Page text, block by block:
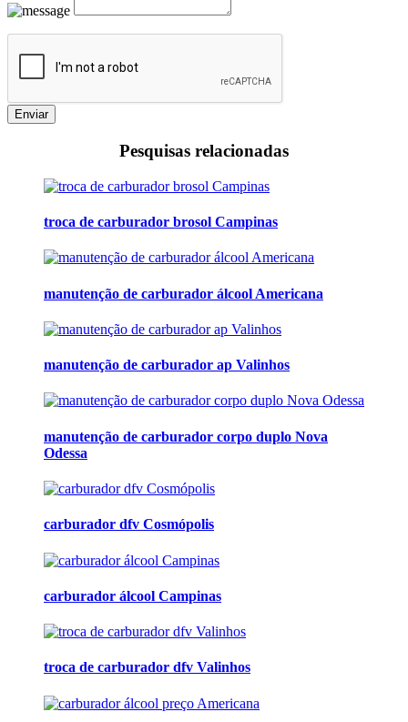
Enviar
Pesquisas relacionadas
troca de carburador brosol Campinas
manutenção de carburador álcool Americana
manutenção de carburador ap Valinhos
manutenção de carburador corpo duplo Nova
Odessa
carburador dfv Cosmópolis
carburador álcool Campinas
troca de carburador dfv Valinhos